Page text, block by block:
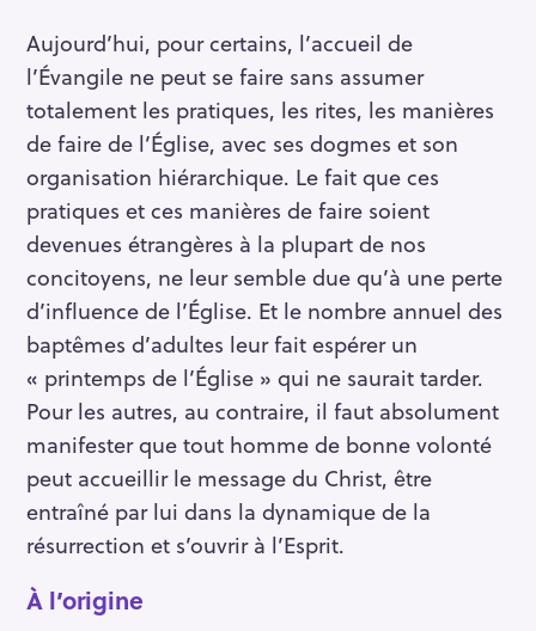
Aujourd’hui, pour certains, l’accueil de
l’Évangile ne peut se faire sans assumer
totalement les pratiques, les rites, les manières
de faire de l’Église, avec ses dogmes et son
organisation hiérarchique. Le fait que ces
pratiques et ces manières de faire soient
devenues étrangères à la plupart de nos
concitoyens, ne leur semble due qu’à une perte
d’influence de l’Église. Et le nombre annuel des
baptêmes d’adultes leur fait espérer un
« printemps de l’Église » qui ne saurait tarder.
Pour les autres, au contraire, il faut absolument
manifester que tout homme de bonne volonté
peut accueillir le message du Christ, être
entraîné par lui dans la dynamique de la
résurrection et s’ouvrir à l’Esprit.
À l’origine